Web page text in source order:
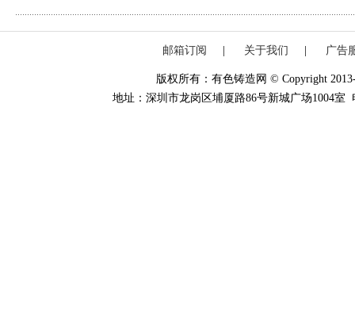
邮箱订阅 关于我们 广告
版权所有：有色铸造网 © Copyright
地址：深圳市龙岗区埔厦路86号新城广场1004室